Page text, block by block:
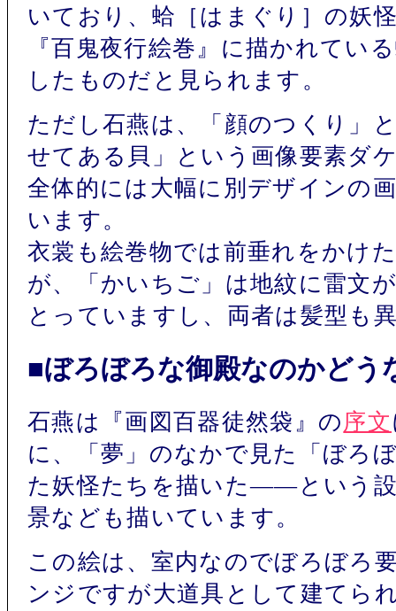
いており、蛤［はまぐり］の妖
『百鬼夜行絵巻』に描かれてい
したものだと見られます。
ただし石燕は、「顔のつくり」
せてある貝」という画像要素ダ
全体的には大幅に別デザインの
います。
衣裳も絵巻物では前垂れをかけ
が、「かいちご」は地紋に雷文
とっていますし、両者は髪型も
■ぼろぼろな御殿なのかどう
石燕は『画図百器徒然袋』の序文
に、「夢」のなかで見た「ぼろ
た妖怪たちを描いた――という
景なども描いています。
この絵は、室内なのでぼろぼろ
ンジですが大道具として建てら